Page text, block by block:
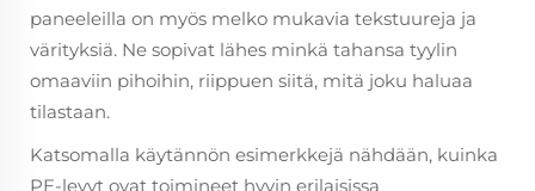
paneeleilla on myös melko mukavia tekstuureja ja
värityksiä. Ne sopivat lähes minkä tahansa tyylin
omaaviin pihoihin, riippuen siitä, mitä joku haluaa
tilastaan.
Katsomalla käytännön esimerkkejä nähdään, kuinka
PE-levyt ovat toimineet hyvin erilaisissa